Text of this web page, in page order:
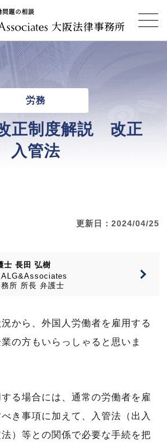
問題の相談
大阪法律事務所
労務
正制度解説 改正
入管法
更新日：2024/04/25
士 長田 弘樹
ALG&Associates
所 所長 弁護士
から、外国人労働者を雇用する
の方もいらっしゃると思いま
る場合には、通常の労働者を雇
き事項に加えて、入管法（出入
）等との関係で必要な手続を把